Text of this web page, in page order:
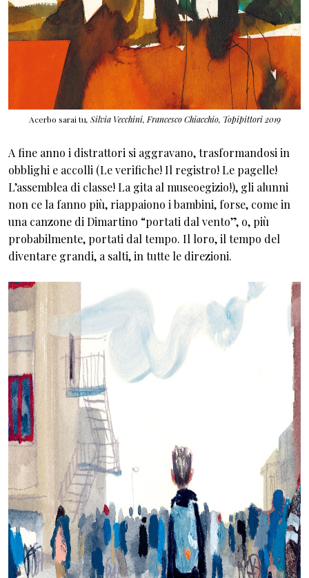
Acerbo sarai tu, Silvia Vecchini, Francesco Chiacchio, Topipittori 2019
A fine anno i distrattori si aggravano, trasformandosi in
obblighi e accolli (Le verifiche! Il registro! Le pagelle!
L’assemblea di classe! La gita al museoegizio!), gli alunni
non ce la fanno più, riappaiono i bambini, forse, come in
una canzone di Dimartino “portati dal vento”, o, più
probabilmente, portati dal tempo. Il loro, il tempo del
diventare grandi, a salti, in tutte le direzioni.